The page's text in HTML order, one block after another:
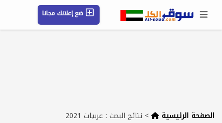
ضع إعلانك مجانا
حسابي / تسجيل
الصفحة الرئيسية > نتائج البحث : عربيات 2021